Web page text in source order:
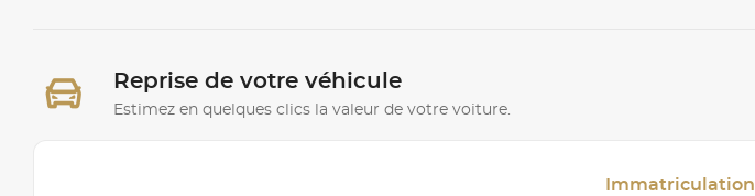
Reprise de votre véhicule
Estimez en quelques clics la valeur de votre voiture.
Immatriculation